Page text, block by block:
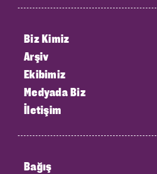
Biz Kimiz
Arşiv
Ekibimiz
Medyada Biz
İletişim
Bağış